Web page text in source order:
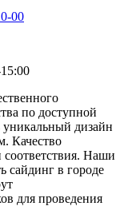
00
по доступной
дизайн
Качество
Наши
сайдинг в городе
для проведения